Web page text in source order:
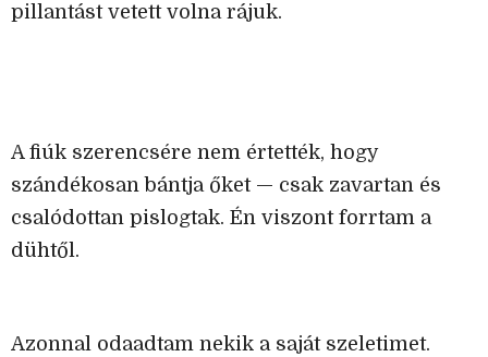
pillantást vetett volna rájuk.
A fiúk szerencsére nem értették, hogy
szándékosan bántja őket — csak zavartan és
csalódottan pislogtak. Én viszont forrtam a
dühtől.
Azonnal odaadtam nekik a saját szeletimet.